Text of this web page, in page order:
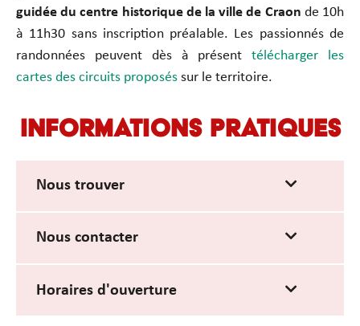
guidée du centre historique de la ville de Craon de 10h
à 11h30 sans inscription préalable. Les passionnés de
randonnées peuvent dès à présenttélécharger les
cartes des circuits proposés sur le territoire.
Informations pratiques
Nous trouver
Nous contacter
Horaires d'ouverture